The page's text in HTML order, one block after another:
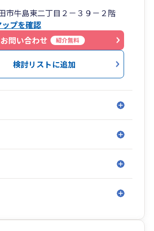
会社設立、創業融資（あきぎん、
田信用金庫、羽後信用金庫、日本政
どからの資金調達）サポート、通
投げでの決算・申告を代行！
業初期の手続きは私たちにお任せく
融機関担当者からのヒアリング）
営者(年商7,000万円、利益3,000万
タント在籍、飲食店・建設業・介
理士が経営
問にいるため、税務調査対応に自信
市牛島東二丁目２－３９－２階
プを確認
お問い合わせ
紹介無料
検討リストに追加